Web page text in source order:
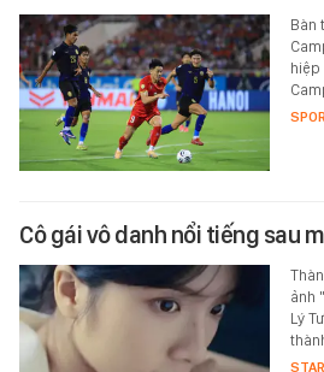
Bàn
hiệp
Cô gái vô danh nổi tiếng sau
ảnh
Lý
STAR